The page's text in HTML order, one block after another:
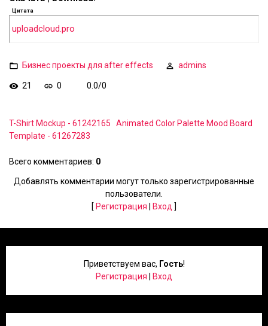
Цитата
uploadcloud.pro
Бизнес проекты для after effects admins
21 0 0.0/0
T-Shirt Mockup - 61242165
Animated Color Palette Mood Board
Template - 61267283
Всего комментариев: 0
Добавлять комментарии могут только зарегистрированные
пользователи.
[ Регистрация Вход ]
Приветствуем вас, Гость!
Регистрация
Вход